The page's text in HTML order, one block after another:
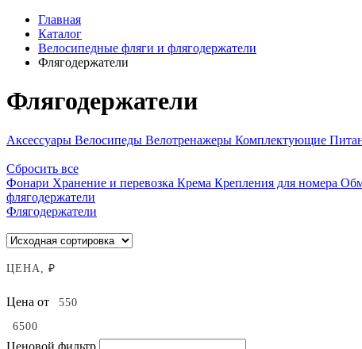
Главная
Каталог
Велосипедные фляги и флягодержатели
Флягодержатели
Флягодержатели
Аксессуары Велосипеды Велотренажеры Комплектующие
Сбросить все
Фонари Хранение и перевозка Крема Крепления для номера
флягодержатели
Флягодержатели
ЦЕНА, ₽
Цена от